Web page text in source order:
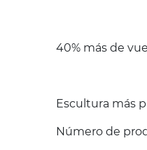
40% más de
Escultura más
Número de